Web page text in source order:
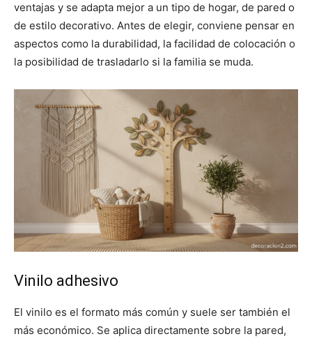
ventajas y se adapta mejor a un tipo de hogar, de pared o
de estilo decorativo. Antes de elegir, conviene pensar en
aspectos como la durabilidad, la facilidad de colocación o
la posibilidad de trasladarlo si la familia se muda.
Vinilo adhesivo
El vinilo es el formato más común y suele ser también el
más económico. Se aplica directamente sobre la pared,